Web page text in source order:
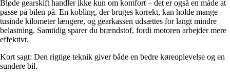
Bløde gearskift handler ikke kun om komfort – det er også en måde at
passe på bilen på. En kobling, der bruges korrekt, kan holde mange
tusinde kilometer længere, og gearkassen udsættes for langt mindre
belastning. Samtidig sparer du brændstof, fordi motoren arbejder mere
effektivt.
Kort sagt: Den rigtige teknik giver både en bedre køreoplevelse og en
sundere bil.